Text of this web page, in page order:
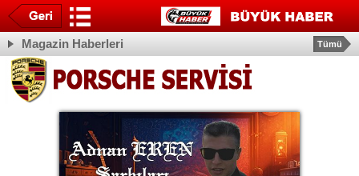
Magazin Haberleri Tümü